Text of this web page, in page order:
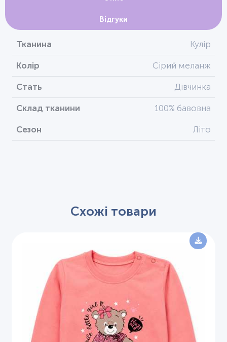
Відгуки
Тканина Кулір
Колір Сірий меланж
Стать Дівчинка
Склад тканини 100% бавовна
Сезон Літо
Схожі товари